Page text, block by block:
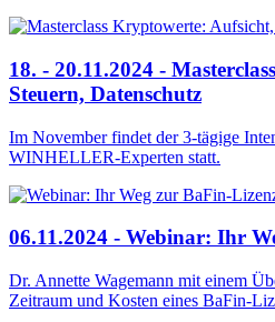
18. - 20.11.2024 -
Steuern, Datenschutz
Im November findet der 3-tägige
WINHELLER-Experten statt.
06.11.2024 - Webinar: Ihr
Dr. Annette Wagemann mit einem
Zeitraum und Kosten eines BaFin-